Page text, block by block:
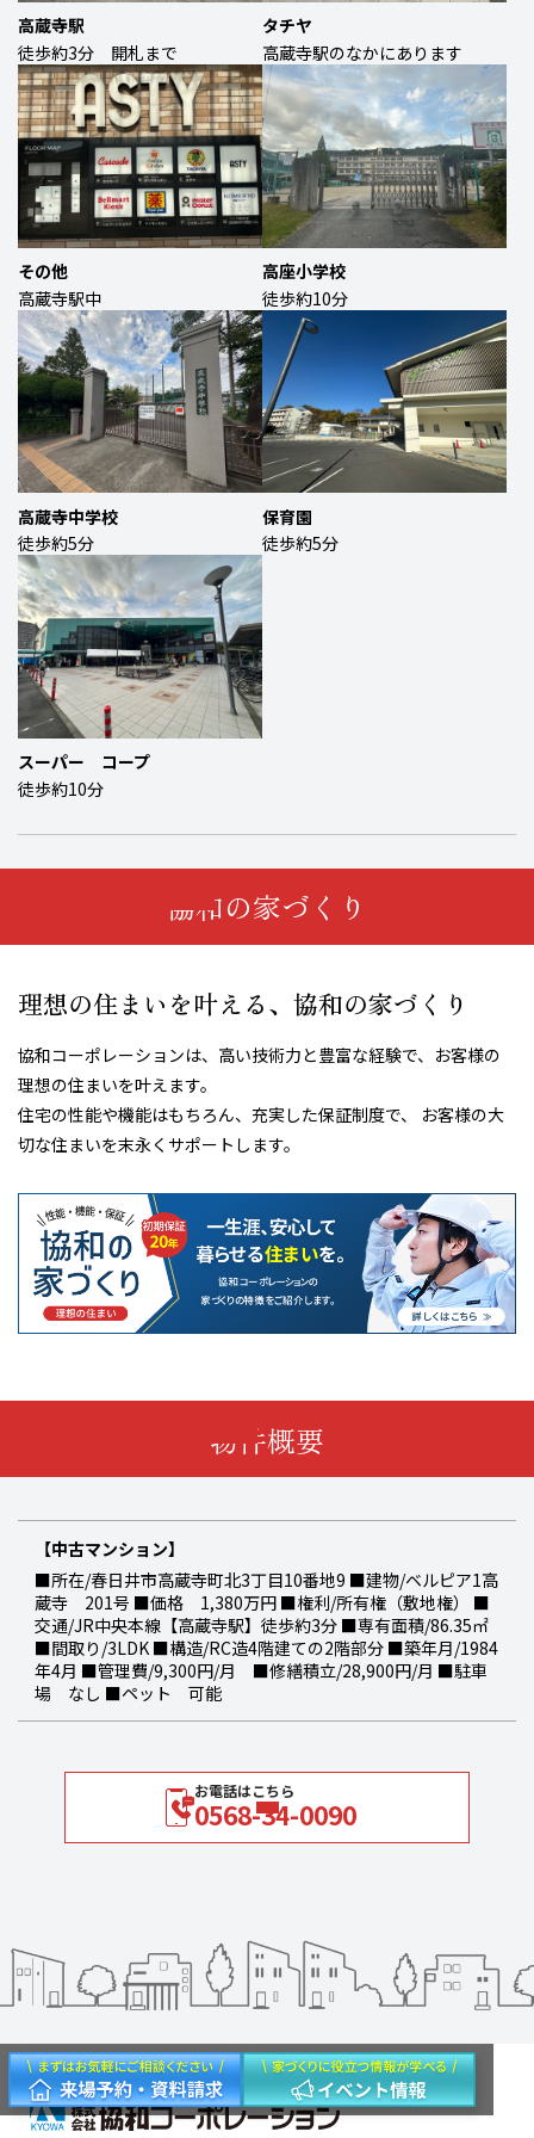
高蔵寺駅
徒歩約3分 開札まで
タチヤ
高蔵寺駅のなかにあります
その他
高蔵寺駅中
高座小学校
徒歩約10分
高蔵寺中学校
徒歩約5分
保育園
徒歩約5分
スーパー コープ
徒歩約10分
協和の家づくり
理想の住まいを叶える、協和の家づくり
協和コーポレーションは、高い技術力と豊富な経験で、お客様の
理想の住まいを叶えます。
住宅の性能や機能はもちろん、充実した保証制度で、 お客様の大
切な住まいを末永くサポートします。
物件概要
【中古マンション】
■所在/春日井市高蔵寺町北3丁目10番地9 ■建物/ベルピア1高
蔵寺 201号 ■価格 1,380万円 ■権利/所有権（敷地権） ■
交通/JR中央本線【高蔵寺駅】徒歩約3分 ■専有面積/86.35㎡
■間取り/3LDK ■構造/RC造4階建ての2階部分 ■築年月/1984
年4月 ■管理費/9,300円/月 ■修繕積立/28,900円/月 ■駐車
場 なし ■ペット 可能
お電話はこちら
0568-34-0090